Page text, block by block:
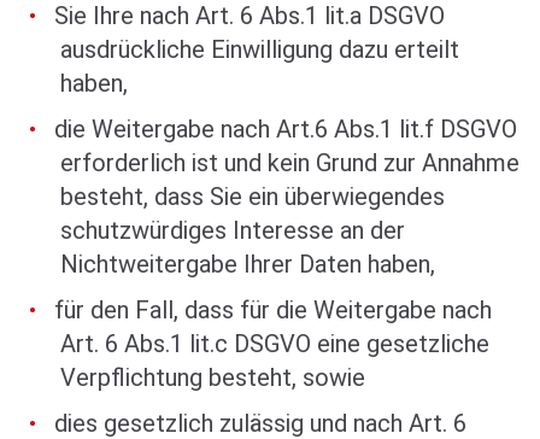
Sie Ihre nach Art. 6 Abs.1 lit.a DSGVO
ausdrückliche Einwilligung dazu erteilt
haben,
die Weitergabe nach Art.6 Abs.1 lit.f DSGVO
erforderlich ist und kein Grund zur Annahme
besteht, dass Sie ein überwiegendes
schutzwürdiges Interesse an der
Nichtweitergabe Ihrer Daten haben,
für den Fall, dass für die Weitergabe nach
Art. 6 Abs.1 lit.c DSGVO eine gesetzliche
Verpflichtung besteht, sowie
dies gesetzlich zulässig und nach Art. 6